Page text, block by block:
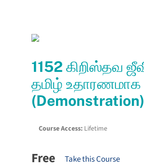
1152 கிறிஸ்தவ ஜீவியம்
தமிழ் உதாரணமாக
(Demonstration)
Course Access: Lifetime
Free Take this Course